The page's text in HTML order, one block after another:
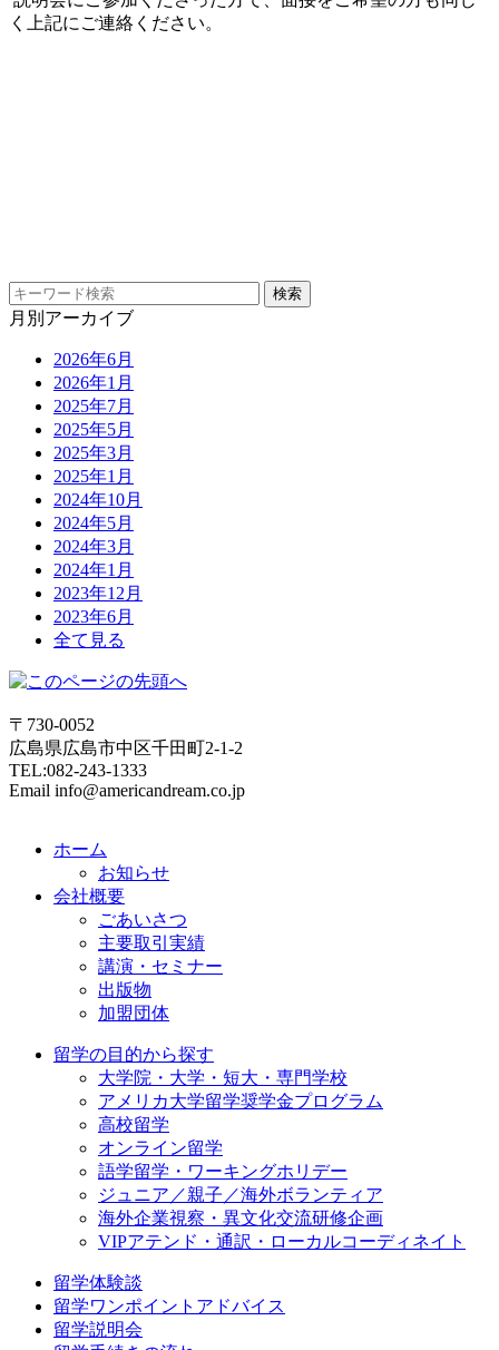
く上記にご連絡ください。
月別アーカイブ
2026年6月
2026年1月
2025年7月
2025年5月
2025年3月
2025年1月
2024年10月
2024年5月
2024年3月
2024年1月
2023年12月
2023年6月
全て見る
〒730-0052
広島県広島市中区千田町2-1-2
TEL:082-243-1333
Email info@americandream.co.jp
ホーム
お知らせ
会社概要
ごあいさつ
主要取引実績
講演・セミナー
出版物
加盟団体
留学の目的から探す
大学院・大学・短大・専門学校
アメリカ大学留学奨学金プログラム
高校留学
オンライン留学
語学留学・ワーキングホリデー
ジュニア／親子／海外ボランティア
海外企業視察・異文化交流研修企画
VIPアテンド・通訳・ローカルコーディネイト
留学体験談
留学ワンポイントアドバイス
留学説明会